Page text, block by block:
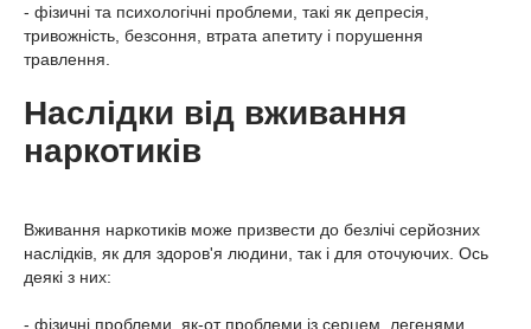
- фізичні та психологічні проблеми, такі як депресія,
тривожність, безсоння, втрата апетиту і порушення
травлення.
Наслідки від вживання
наркотиків
Вживання наркотиків може призвести до безлічі серйозних
наслідків, як для здоров'я людини, так і для оточуючих. Ось
деякі з них:
- фізичні проблеми, як-от проблеми із серцем, легенями,